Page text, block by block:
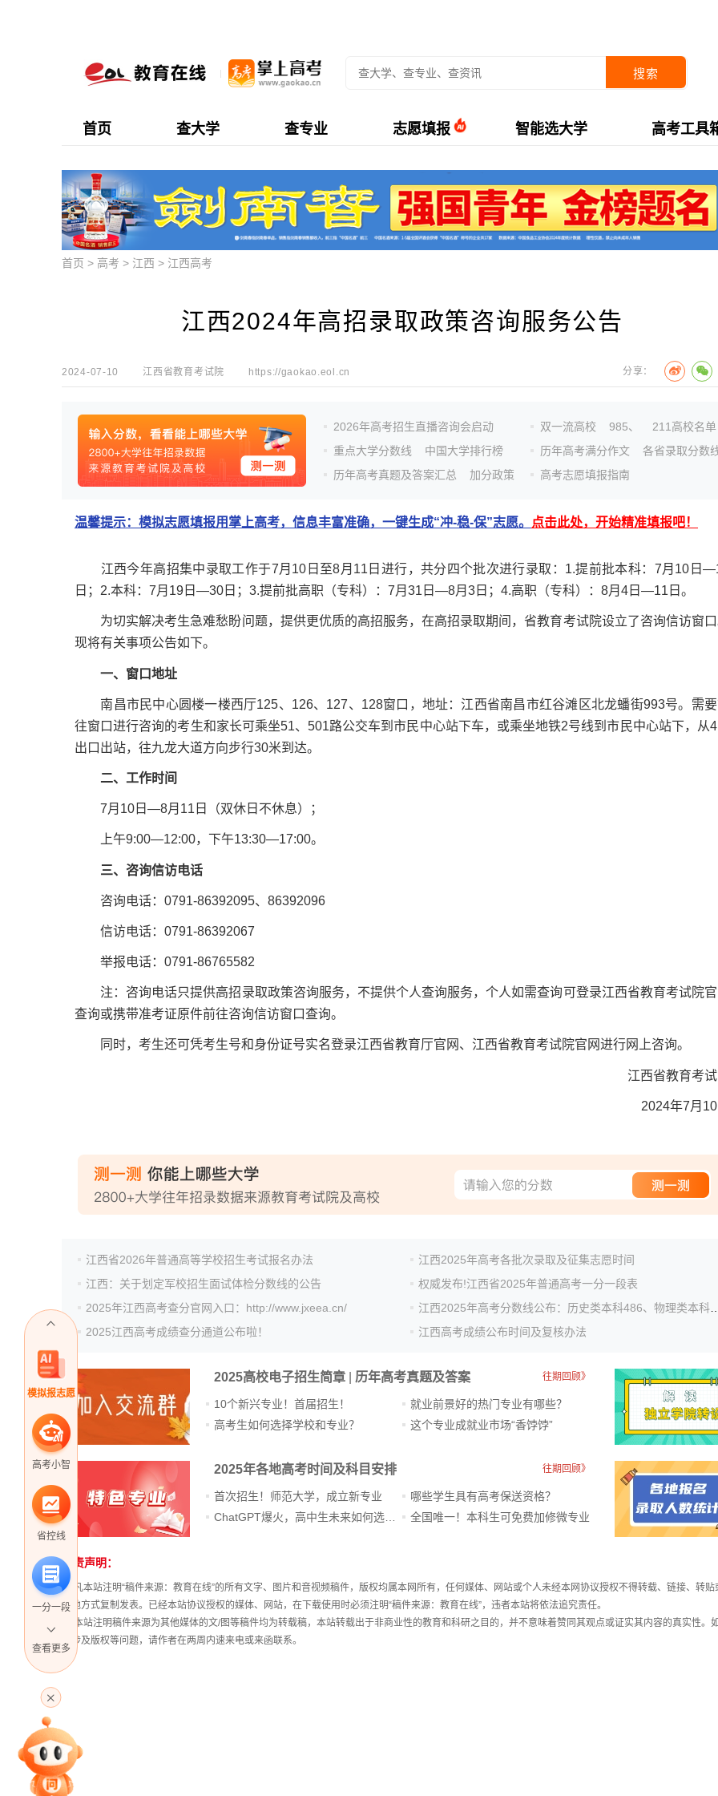
搜索
首页 查大学 查专业 志愿填报 智能选大学 高考工具
模拟报志愿
高考小智
省控线
一分一段
专家指导课
查看更多
首页 > 高考 > 江西 > 江西高考
江西2024年高招录取政策咨询服务公告
2024-07-10 江西省教育考试院 https://gaokao.eol.cn 分享：
2026年高考招生直播咨询会启动
重点大学分数线
中国大学排行榜
历年高考真题及答案汇总
加分政策
双一流高校 985、
211高校名单
历年高考满分作文
各省录取分数
高考志愿填报指南
温馨提示：模拟志愿填报用掌上高考，信息丰富准确，一键生成“冲-稳-保”志愿。 点击此处，开始精准填报吧！
江西今年高招集中录取工作于7月10日至8月11日进行，共分四个批次进行录取：1.提前批本科：7月10日
日；2.本科：7月19日—30日；3.提前批高职（专科）：7月31日—8月3日；4.高职（专科）：8月4日—11日。
为切实解决考生急难愁盼问题，提供更优质的高招服务，在高招录取期间，省教育考试院设立了咨询信访窗
现将有关事项公告如下。
一、窗口地址
南昌市民中心圆楼一楼西厅125、126、127、128窗口，地址：江西省南昌市红谷滩区北龙蟠街993号。需
往窗口进行咨询的考生和家长可乘坐51、501路公交车到市民中心站下车，或乘坐地铁2号线到市民中心站下，从
出口出站，往九龙大道方向步行30米到达。
二、工作时间
7月10日—8月11日（双休日不休息）；
上午9:00—12:00，下午13:30—17:00。
三、咨询信访电话
咨询电话：0791-86392095、86392096
信访电话：0791-86392067
举报电话：0791-86765582
注：咨询电话只提供高招录取政策咨询服务，不提供个人查询服务，个人如需查询可登录江西省教育考试院
查询或携带准考证原件前往咨询信访窗口查询。
同时，考生还可凭考生号和身份证号实名登录江西省教育厅官网、江西省教育考试院官网进行网上咨询。
江西省教育考试
2024年7月10
江西省2026年普通高等学校招生考试报名办法
江西2025年高考各批次录取及征集志愿时间
江西：关于划定军校招生面试体检分数线的公告
权威发布!江西省2025年普通高考一分一段表
2025年江西高考查分官网入口：http://www.jxeea.cn/
2025江西高考成绩查分通道公布啦！
江西高考成绩公布时间及复核办法
2025高校电子招生简章 历年高考真题及答案 往期回顾》
10个新兴专业！首届招生！
高考生如何选择学校和专业？
就业前景好的热门专业有哪些？
这个专业成就业市场“香饽饽”​
2025年各地高考时间及科目安排 往期回顾》
首次招生！师范大学，成立新专业
哪些学生具有高考保送资格？
全国唯一！本科生可免费加修微专业
站
长
统
免责声明：
① 凡本站注明“稿件来源：教育在线”的所有文字、图片和音视频稿件，版权均属本网所有，任何媒体、网站或个人未经本网协议授权不得转载、链接、转贴
其他方式复制发表。已经本站协议授权的媒体、网站，在下载使用时必须注明“稿件来源：教育在线”，违者本站将依法追究责任。
② 本站注明稿件来源为其他媒体的文/图等稿件均为转载稿，本站转载出于非商业性的教育和科研之目的，并不意味着赞同其观点或证实其内容的真实性。
稿涉及版权等问题，请作者在两周内速来电或来函联系。